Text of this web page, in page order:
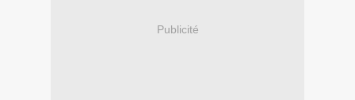
Publicité